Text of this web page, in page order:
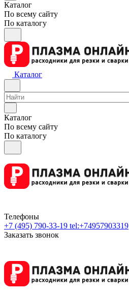
Каталог
По всему сайту
По каталогу
Каталог
Каталог
По всему сайту
По каталогу
Телефоны
+7 (495) 790-33-19 tel:+74957903319
Заказать звонок